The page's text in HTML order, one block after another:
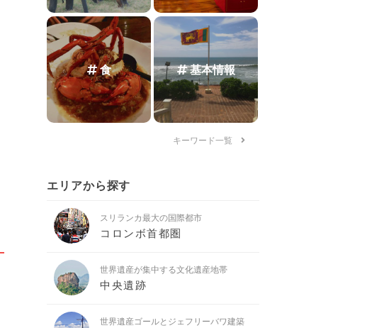
食 基本情報
キーワード一覧
エリアから探す
スリランカ最大の国際都市
コロンボ首都圏
世界遺産が集中する文化遺産地帯
中央遺跡
世界遺産ゴールとジェフリーバワ建築